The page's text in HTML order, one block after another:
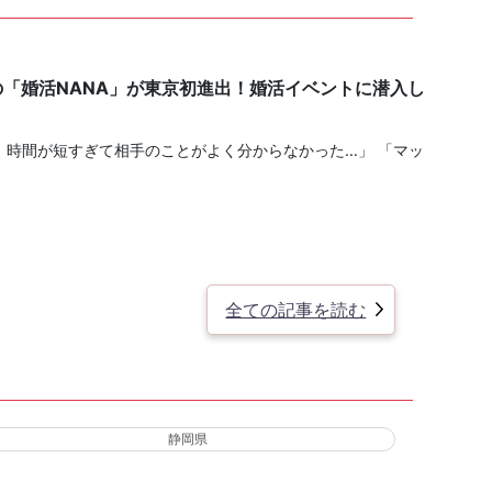
婚活NANA」が東京初進出！婚活イベントに潜入し
間が短すぎて相手のことがよく分からなかった…」 「マッ
全ての記事を読む
静岡県